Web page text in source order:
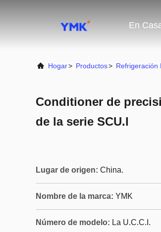
En
Hogar> Productos> Refrigeración
Conditioner de
de la serie SCU.I
Lugar de origen: China.
Nombre de la marca: YMK
Número de modelo: La U.C.C.I.